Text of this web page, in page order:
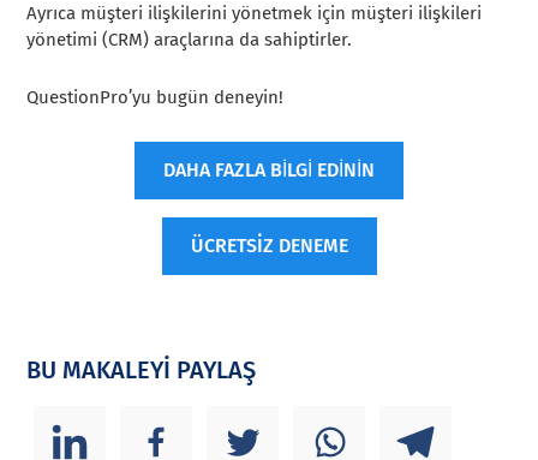
Ayrıca müşteri ilişkilerini yönetmek için müşteri ilişkileri
yönetimi (CRM) araçlarına da sahiptirler.
QuestionPro’yu bugün deneyin!
DAHA FAZLA BİLGİ EDİNİN
ÜCRETSİZ DENEME
BU MAKALEYİ PAYLAŞ